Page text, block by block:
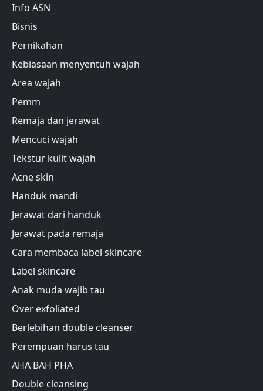
Info ASN
Bisnis
Pernikahan
Kebiasaan menyentuh wajah
Area wajah
Pemm
Remaja dan jerawat
Mencuci wajah
Tekstur kulit wajah
Acne skin
Handuk mandi
Jerawat dari handuk
Jerawat pada remaja
Cara membaca label skincare
Label skincare
Anak muda wajib tau
Over exfoliated
Berlebihan double cleanser
Perempuan harus tau
AHA BAH PHA
Double cleansing